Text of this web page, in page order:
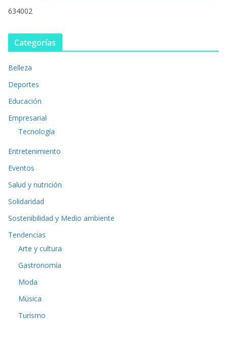
634002
Categorías
Belleza
Deportes
Educación
Empresarial
Tecnología
Entretenimiento
Eventos
Salud y nutrición
Solidaridad
Sostenibilidad y Medio ambiente
Tendencias
Arte y cultura
Gastronomía
Moda
Música
Turismo